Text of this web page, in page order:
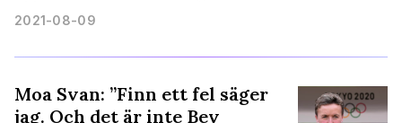
2021-08-09
Moa Svan: ”Finn ett fel säger
jag. Och det är inte Bev